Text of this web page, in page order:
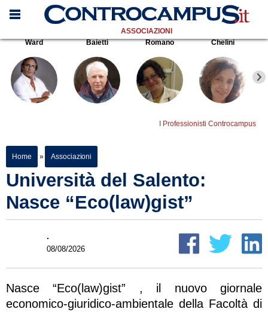
ASSOCIAZIONI
Ward
Baietti Romano Chelini
I Professionisti Controcampus
Home » Associazioni
Università del Salento:
Nasce “Eco(law)gist”
.
08/08/2026
Nasce “Eco(law)gist” , il nuovo giornale
economico-giuridico-ambientale della Facoltà di